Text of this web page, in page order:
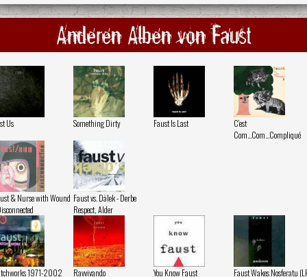
Anderen Alben von Faust
Us Something Dirty Faust Is Last
C'est
Com...Com...Compliqué
& Nurse with Wound Faust vs. Dälek - Derbe
Respect, Alder
1971-2002 Ravvivando You Know Faust Faust Wakes Nosferatu